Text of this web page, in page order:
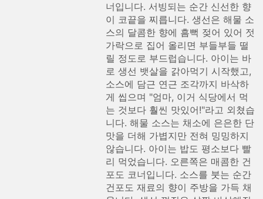
너입니다. 서빙되는 순간 신선한 향
이 코끝을 찌릅니다. 생선은 해물 소
스의 달콤한 향에 흠뻑 젖어 있어 젓
가락으로 집어 올리면 부들부들 떨
릴 정도로 부드럽습니다. 아이는 바
로 생선 뱃살을 갉아먹기 시작했고,
소스에 담근 연근 조각까지 바삭하
게 씹으며 "엄마, 이거 식당에서 먹
는 것보다 훨씬 맛있어!"라고 외쳤습
니다. 해물 소스는 채소에 은은한 단
맛을 더해 가볍지만 전혀 밍밍하지
않습니다. 아이는 밥도 평소보다 빨
리 먹었습니다. 오른쪽은 매콤한 건
포도 코너입니다. 소스를 붓는 순간
건포도 재료의 향이 주방을 가득 채